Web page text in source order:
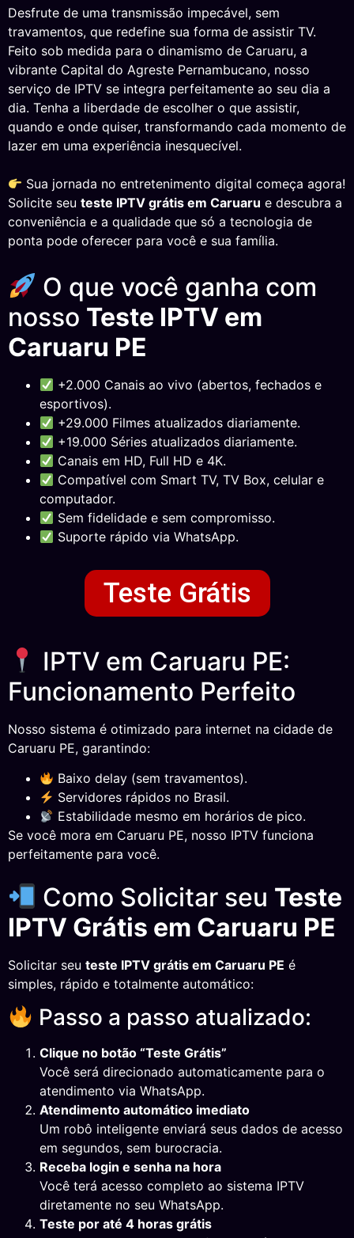
Desfrute de uma transmissão impecável, sem
travamentos, que redefine sua forma de assistir TV.
Feito sob medida para o dinamismo de Caruaru, a
vibrante Capital do Agreste Pernambucano, nosso
serviço de IPTV se integra perfeitamente ao seu dia a
dia. Tenha a liberdade de escolher o que assistir,
quando e onde quiser, transformando cada momento de
lazer em uma experiência inesquecível.
Sua jornada no entretenimento digital começa agora!
Solicite seu teste IPTV grátis em Caruaru e descubra a
conveniência e a qualidade que só a tecnologia de
ponta pode oferecer para você e sua família.
O que você ganha com
nosso Teste IPTV em
Caruaru PE
+2.000 Canais ao vivo (abertos, fechados e
esportivos).
+29.000 Filmes atualizados diariamente.
+19.000 Séries atualizados diariamente.
Canais em HD, Full HD e 4K.
Compatível com Smart TV, TV Box, celular e
computador.
Sem fidelidade e sem compromisso.
Suporte rápido via WhatsApp.
Teste Grátis
IPTV em Caruaru PE:
Funcionamento Perfeito
Nosso sistema é otimizado para internet na cidade de
Caruaru PE, garantindo:
Baixo delay (sem travamentos).
Servidores rápidos no Brasil.
Estabilidade mesmo em horários de pico.
Se você mora em Caruaru PE, nosso IPTV funciona
perfeitamente para você.
Como Solicitar seu Teste
IPTV Grátis em Caruaru PE
Solicitar seu teste IPTV grátis em Caruaru PE é
simples, rápido e totalmente automático:
Passo a passo atualizado:
Clique no botão “Teste Grátis”
Você será direcionado automaticamente para o
atendimento via WhatsApp.
Atendimento automático imediato
Um robô inteligente enviará seus dados de acesso
em segundos, sem burocracia.
Receba login e senha na hora
Você terá acesso completo ao sistema IPTV
diretamente no seu WhatsApp.
Teste por até 4 horas grátis